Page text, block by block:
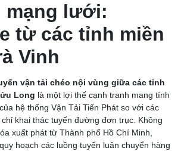
mạng lưới:
từ các tỉnh miền
Vinh
vận tải chéo nội vùng giữa các tỉnh
Long là một lợi thế cạnh tranh mang tính
hệ thống Vận Tải Tiến Phát so với các
khai thác tuyến đường đơn trục. Không
xuất phát từ Thành phố Hồ Chí Minh,
hoạch các luồng tuyến luân chuyển hàng